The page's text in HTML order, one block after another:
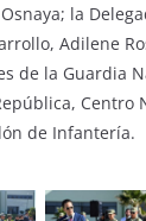
la
Adilene
de la Guardia
Centro
de Infantería.